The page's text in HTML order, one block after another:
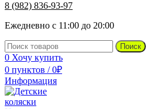
8 (982) 836-93-97
Ежедневно с 11:00 до 20:00
Поиск
0 Хочу купить
0 пунктов / 0₽
Информация